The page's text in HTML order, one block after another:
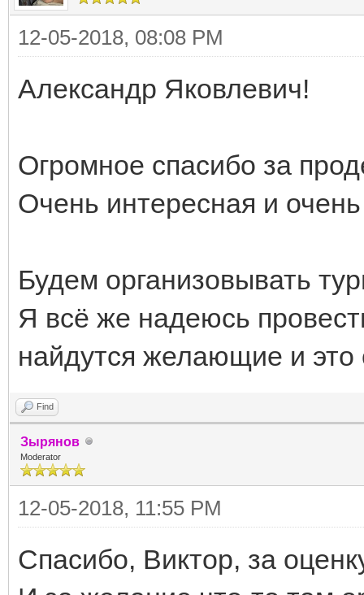
12-05-2018, 08:08 PM
Александр Яковлевич!
Огромное спасибо за
Очень интересная и
Будем организовывать
Я всё же надеюсь
найдутся желающие и это
Find
Зырянов
Moderator
12-05-2018, 11:55 PM
Спасибо, Виктор, за